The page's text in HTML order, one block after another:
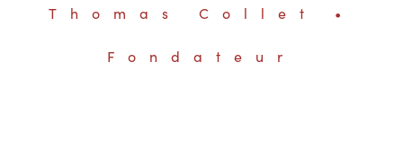
Thomas Collet •
Fondateur